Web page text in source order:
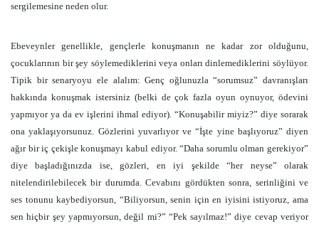
sergilemesine neden olur.
Ebeveynler genellikle, gençlerle konuşmanın ne kadar zor olduğunu,
çocuklarının bir şey söylemediklerini veya onları dinlemediklerini söylüyor.
Tipik bir senaryoyu ele alalım: Genç oğlunuzla “sorumsuz” davranışları
hakkında konuşmak istersiniz (belki de çok fazla oyun oynuyor, ödevini
yapmıyor ya da ev işlerini ihmal ediyor). “Konuşabilir miyiz?” diye sorarak
ona yaklaşıyorsunuz. Gözlerini yuvarlıyor ve “İşte yine başlıyoruz” diyen
ağır bir iç çekişle konuşmayı kabul ediyor. “Daha sorumlu olman gerekiyor”
diye başladığınızda ise, gözleri, en iyi şekilde “her neyse” olarak
nitelendirilebilecek bir durumda. Cevabını gördükten sonra, serinliğini ve
ses tonunu kaybediyorsun, “Biliyorsun, senin için en iyisini istiyoruz, ama
sen hiçbir şey yapmıyorsun, değil mi?” “Pek sayılmaz!” diye cevap veriyor